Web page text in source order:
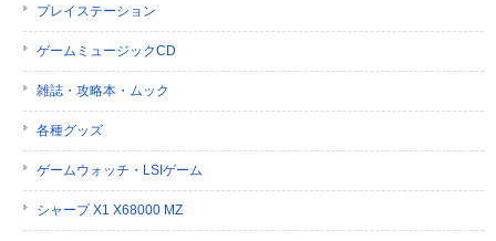
プレイステーション
ゲームミュージックCD
雑誌・攻略本・ムック
各種グッズ
ゲームウォッチ・LSIゲーム
シャープ X1 X68000 MZ